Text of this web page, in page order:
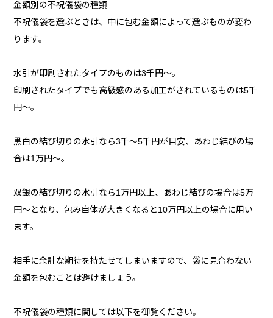
金額別の不祝儀袋の種類
不祝儀袋を選ぶときは、中に包む金額によって選ぶものが変わ
ります。
水引が印刷されたタイプのものは3千円～。
印刷されたタイプでも高級感のある加工がされているものは5千
円～。
黒白の結び切りの水引なら3千～5千円が目安、あわじ結びの場
合は1万円～。
双銀の結び切りの水引なら1万円以上、あわじ結びの場合は5万
円～となり、包み自体が大きくなると10万円以上の場合に用い
ます。
相手に余計な期待を持たせてしまいますので、袋に見合わない
金額を包むことは避けましょう。
不祝儀袋の種類に関しては以下を御覧ください。